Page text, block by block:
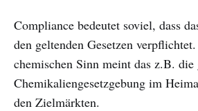
Compliance bedeutet soviel, dass
den geltenden Gesetzen
chemischen Sinn meint das z.B. die
Chemikaliengesetzgebung im
den Zielmärkten.